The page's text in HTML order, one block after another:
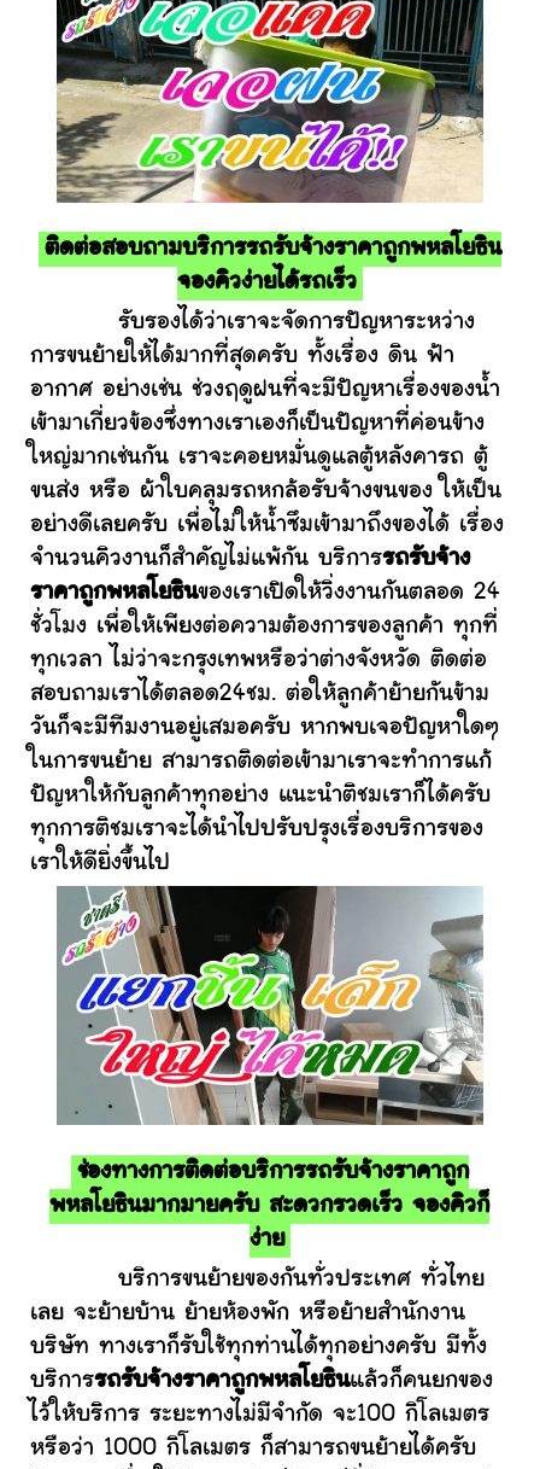
ติดต่อสอบถามบริการรถรับจ้างราคาถูกพหลโยธิน
จองคิวง่ายได้รถเร็ว
รับรองได้ว่าเราจะจัดการปัญหาระหว่าง
การขนย้ายให้ได้มากที่สุดครับ ทั้งเรื่อง ดิน ฟ้า
อากาศ อย่างเช่น ช่วงฤดูฝนที่จะมีปัญหาเรื่องของน้ำ
เข้ามาเกี่ยวข้องซึ่งทางเราเองก็เป็นปัญหาที่ค่อนข้าง
ใหญ่มากเช่นกัน เราจะคอยหมั่นดูแลตู้หลังคารถ ตู้
ขนส่ง หรือ ผ้าใบคลุมรถหกล้อรับจ้างขนของ ให้เป็น
อย่างดีเลยครับ เพื่อไม่ให้น้ำซึมเข้ามาถึงของได้ เรื่อง
จำนวนคิวงานก็สำคัญไม่แพ้กัน บริการรถรับจ้าง
ราคาถูกพหลโยธินของเราเปิดให้วิ่งงานกันตลอด 24
ชั่วโมง เพื่อให้เพียงต่อความต้องการของลูกค้า ทุกที่
ทุกเวลา ไม่ว่าจะกรุงเทพหรือว่าต่างจังหวัด ติดต่อ
สอบถามเราได้ตลอด24ชม. ต่อให้ลูกค้าย้ายกันข้าม
วันก็จะมีทีมงานอยู่เสมอครับ หากพบเจอปัญหาใดๆ
ในการขนย้าย สามารถติดต่อเข้ามาเราจะทำการแก้
ปัญหาให้กับลูกค้าทุกอย่าง แนะนำติชมเราก็ได้ครับ
ทุกการติชมเราจะได้นำไปปรับปรุงเรื่องบริการของ
เราให้ดียิ่งขึ้นไป
ช่องทางการติดต่อบริการรถรับจ้างราคาถูก
พหลโยธินมากมายครับ สะดวกรวดเร็ว จองคิวก็
ง่าย
บริการขนย้ายของกันทั่วประเทศ ทั่วไทย
เลย จะย้ายบ้าน ย้ายห้องพัก หรือย้ายสำนักงาน
บริษัท ทางเราก็รับใช้ทุกท่านได้ทุกอย่างครับ มีทั้ง
บริการรถรับจ้างราคาถูกพหลโยธินแล้วก็คนยกของ
ไว้ให้บริการ ระยะทางไม่มีจำกัด จะ100 กิโลเมตร
หรือว่า 1000 กิโลเมตร ก็สามารถขนย้ายได้ครับ